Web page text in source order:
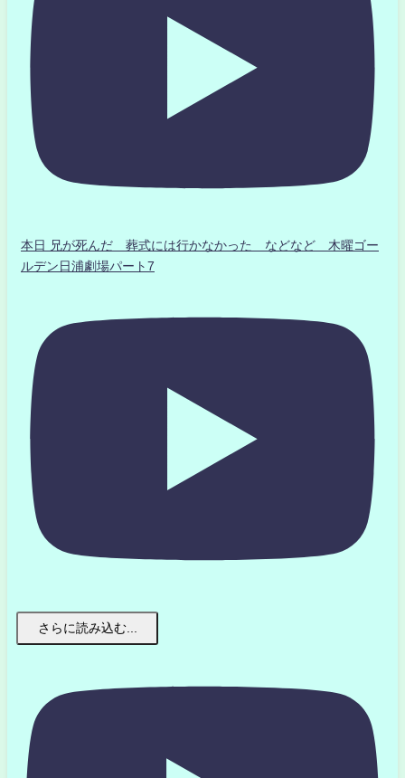
本日 兄が死んだ 葬式には行かなかった などなど 木曜ゴー
ルデン日浦劇場パート7
さらに読み込む...